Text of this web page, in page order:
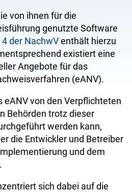
von ihnen für die
genutzte Software
der NachwVenthält hierzu
existiert eine
Angebote für das
(eANV).
eANV von den Verpflichteten
Behörden trotz dieser
werden kann,
die Entwickler und Betreiber
und dem
sich dabei auf die